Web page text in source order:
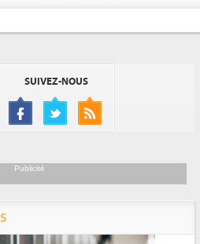
SUIVEZ-NOUS
Publicité